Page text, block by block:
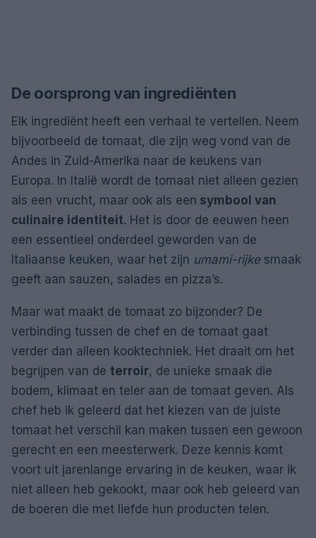
De oorsprong van ingrediënten
Elk ingrediënt heeft een verhaal te vertellen. Neem
bijvoorbeeld de tomaat, die zijn weg vond van de
Andes in Zuid-Amerika naar de keukens van
Europa. In Italië wordt de tomaat niet alleen gezien
als een vrucht, maar ook als een symbool van
culinaire identiteit. Het is door de eeuwen heen
een essentieel onderdeel geworden van de
Italiaanse keuken, waar het zijn umami-rijkesmaak
geeft aan sauzen, salades en pizza’s.
Maar wat maakt de tomaat zo bijzonder? De
verbinding tussen de chef en de tomaat gaat
verder dan alleen kooktechniek. Het draait om het
begrijpen van de terroir, de unieke smaak die
bodem, klimaat en teler aan de tomaat geven. Als
chef heb ik geleerd dat het kiezen van de juiste
tomaat het verschil kan maken tussen een gewoon
gerecht en een meesterwerk. Deze kennis komt
voort uit jarenlange ervaring in de keuken, waar ik
niet alleen heb gekookt, maar ook heb geleerd van
de boeren die met liefde hun producten telen.